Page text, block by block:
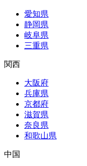
愛知県
静岡県
岐阜県
三重県
関西
大阪府
兵庫県
京都府
滋賀県
奈良県
和歌山県
中国